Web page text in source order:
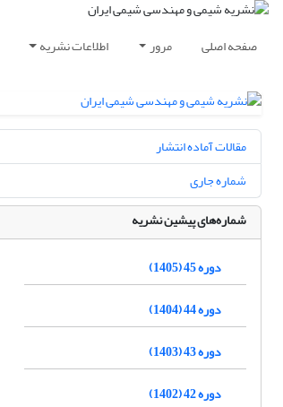
صفحه اصلی مرور اطلاعات نشریه
مقالات آماده انتشار
شماره جاری
شماره‌های پیشین نشریه
دوره 45 (1405)
دوره 44 (1404)
دوره 43 (1403)
دوره 42 (1402)